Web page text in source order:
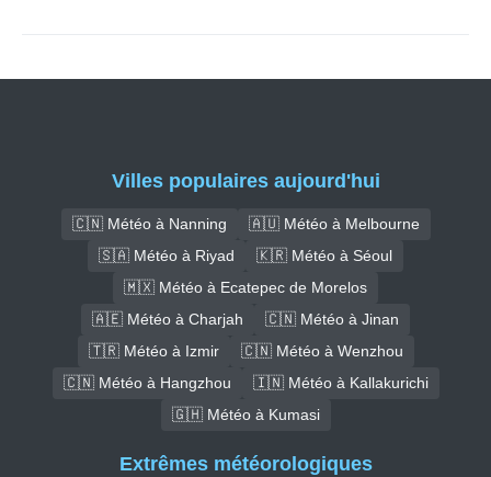
Villes populaires aujourd'hui
🇨🇳 Météo à Nanning
🇦🇺 Météo à Melbourne
🇸🇦 Météo à Riyad
🇰🇷 Météo à Séoul
🇲🇽 Météo à Ecatepec de Morelos
🇦🇪 Météo à Charjah
🇨🇳 Météo à Jinan
🇹🇷 Météo à Izmir
🇨🇳 Météo à Wenzhou
🇨🇳 Météo à Hangzhou
🇮🇳 Météo à Kallakurichi
🇬🇭 Météo à Kumasi
Extrêmes météorologiques